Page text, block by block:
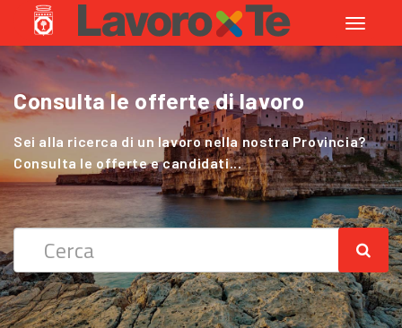
Toggle
Consulta le offerte di lavoro
Sei alla ricerca di un lavoro nella nostra Provincia?
Consulta le offerte e candidati...
Cerchi Lavoro nel Settore Agricolo
?
Sei alla ricerca di un lavoro nella nostra Provincia?
Consulta le offerte e candidati...